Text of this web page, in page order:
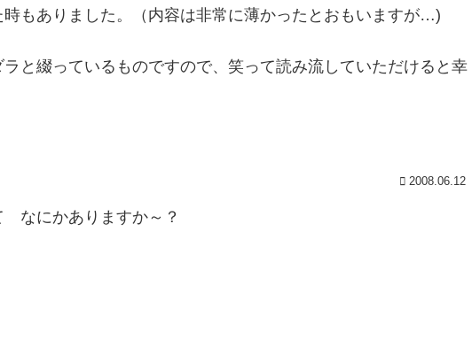
もありました。（内容は非常に薄かったとおもいますが…)
と綴っているものですので、笑って読み流していただけると幸
2008.06.12
なにかありますか～？